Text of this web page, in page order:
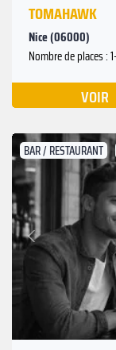
TOMAHAWK
Nice (06000)
Nombre de places :
VOIR
BAR / RESTAURANT
Précédent